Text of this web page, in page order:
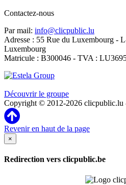
Contactez-nous
Par mail: info@clicpublic.lu
Adresse : 55 Rue du Luxembourg -
Luxembourg
Matricule : B300046 - TVA :
Découvrir le groupe
Copyright © 2012-2026 clicpublic.lu
Revenir en haut de la page
×
Redirection vers clicpublic.be